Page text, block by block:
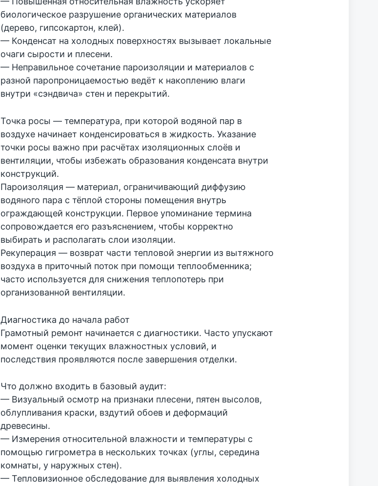
биологическое разрушение органических материалов
(дерево, гипсокартон, клей).
— Конденсат на холодных поверхностях вызывает локальные
очаги сырости и плесени.
— Неправильное сочетание пароизоляции и материалов с
разной паропроницаемостью ведёт к накоплению влаги
внутри «сэндвича» стен и перекрытий.
Точка росы — температура, при которой водяной пар в
воздухе начинает конденсироваться в жидкость. Указание
точки росы важно при расчётах изоляционных слоёв и
вентиляции, чтобы избежать образования конденсата внутри
конструкций.
Пароизоляция — материал, ограничивающий диффузию
водяного пара с тёплой стороны помещения внутрь
ограждающей конструкции. Первое упоминание термина
сопровождается его разъяснением, чтобы корректно
выбирать и располагать слои изоляции.
Рекуперация — возврат части тепловой энергии из вытяжного
воздуха в приточный поток при помощи теплообменника;
часто используется для снижения теплопотерь при
организованной вентиляции.
Диагностика до начала работ
Грамотный ремонт начинается с диагностики. Часто упускают
момент оценки текущих влажностных условий, и
последствия проявляются после завершения отделки.
Что должно входить в базовый аудит:
— Визуальный осмотр на признаки плесени, пятен высолов,
облупливания краски, вздутий обоев и деформаций
древесины.
— Измерения относительной влажности и температуры с
помощью гигрометра в нескольких точках (углы, середина
комнаты, у наружных стен).
— Тепловизионное обследование для выявления холодных